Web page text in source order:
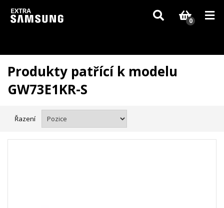
Vzhledem k aktuální situaci se může dodání dílů, které nejsou skladem,
zpozdit. Děkujeme za pochopení.
0
Produkty patřící k modelu
GW73E1KR-S
Řazení